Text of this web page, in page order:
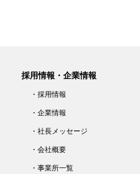
採用情報・企業情報
・採用情報
・企業情報
・社長メッセージ
・会社概要
・事業所一覧